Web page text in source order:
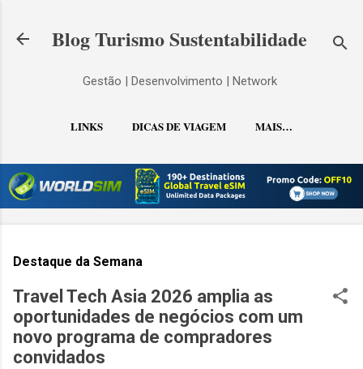
Blog Turismo Sustentabilidade
Gestão | Desenvolvimento | Network
LINKS DICAS DE VIAGEM MAIS…
CONTATO
Destaque da Semana
Travel Tech Asia 2026 amplia as
oportunidades de negócios com um
novo programa de compradores
convidados